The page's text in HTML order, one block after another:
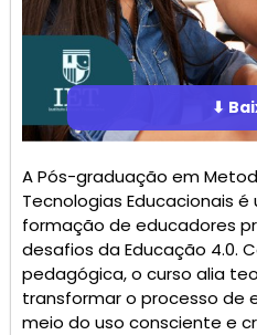
⬇
A Pós-graduação em
Tecnologias Educacionais
formação de educadores
desafios da Educação 4.0.
pedagógica, o curso alia
transformar o processo de
meio do uso consciente e